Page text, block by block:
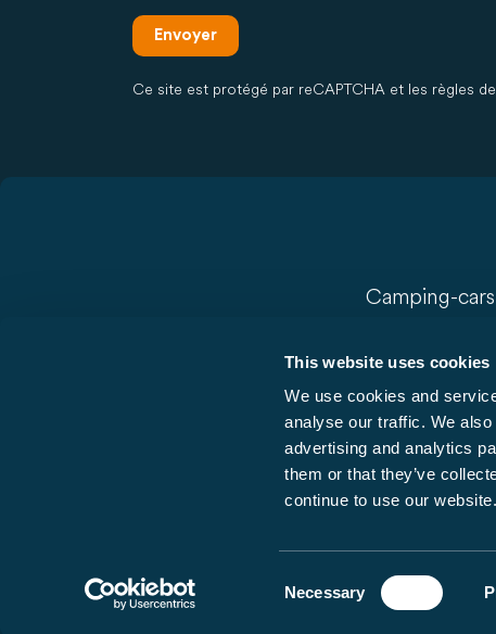
This website uses cookies
We use cookies and
analyse our traffic. We
advertising and analytics
them or that they’ve
continue to use our
Necessary
Envoyer
Ce site est protégé par reCAPTCHA et les règles
Camping-cars
Intégraux
Capucines
Protection des données Mentions légales